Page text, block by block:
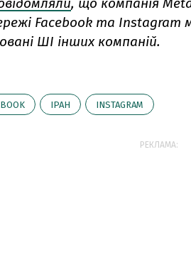
Facebook та
ШІ інших компаній.
ІРАН INSTAGRAM
РЕКЛАМА: